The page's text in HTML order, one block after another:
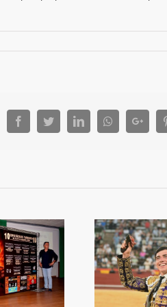
FacebookTwitterLinkedInWhatsapp
capacitat de Nek
a València